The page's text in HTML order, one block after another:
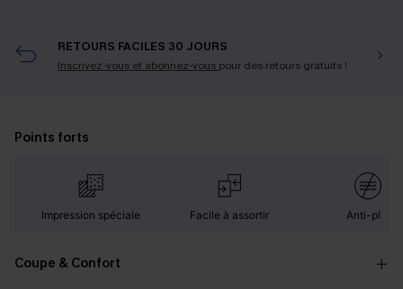
RETOURS FACILES 30 JOURS
Inscrivez-vous et abonnez-vous pour des retours gratuits !
Points forts
Impression spéciale Facile à assortir Anti-plis
Coupe & Confort